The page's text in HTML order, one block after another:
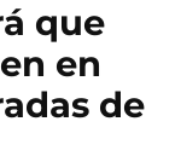
que
en
de